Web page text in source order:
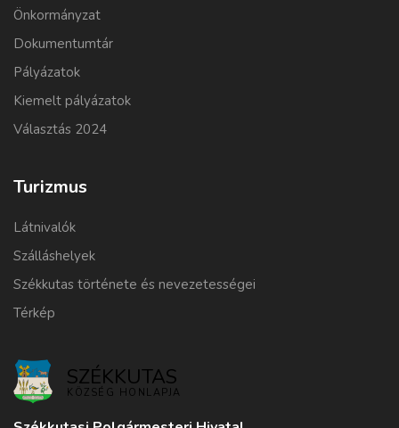
Önkormányzat
Dokumentumtár
Pályázatok
Kiemelt pályázatok
Választás 2024
Turizmus
Látnivalók
Szálláshelyek
Székkutas története és nevezetességei
Térkép
SZÉKKUTAS
KÖZSÉG HONLAPJA